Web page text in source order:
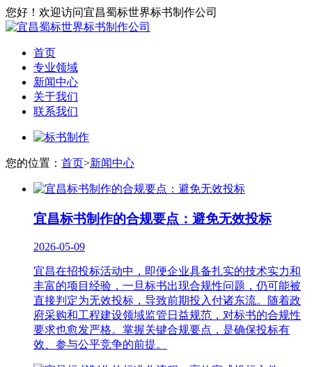
您好！欢迎访问宜昌蜀标世界标书制作公司
首页
专业领域
新闻中心
关于我们
联系我们
您的位置： 首页>新闻中心
宜昌标书制作的合规要点：避免无效投标
2026-05-09
宜昌在招投标活动中，即便企业具备扎实的技术实力和
丰富的项目经验，一旦标书出现合规性问题，仍可能被
直接判定为无效投标，导致前期投入付诸东流。随着政
府采购和工程建设领域监管日益规范，对标书的合规性
要求也愈发严格。掌握关键合规要点，是确保投标有
效、参与公平竞争的前提。